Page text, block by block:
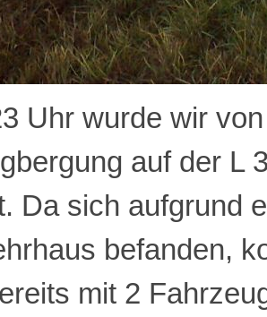
Uhr wurde wir
auf der L
Da sich aufgrund
befanden,
mit 2